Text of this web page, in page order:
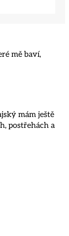
mě baví,
mám ještě
postřehách a